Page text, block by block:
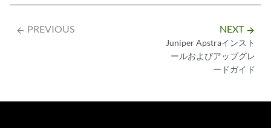
arrow_backward PREVIOUS NEXT arrow_forward
Juniper Apstraインスト
ールおよびアップグレ
ードガイド